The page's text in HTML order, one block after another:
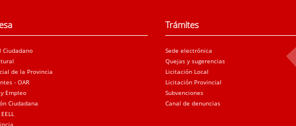
Ciudadano
de la Provincia
- OAR
Empleo
Ciudadana
Trámites
Sede electrónica
Quejas y sugerencias
Licitación Local
Licitación Provincial
Subvenciones
Canal de denuncias